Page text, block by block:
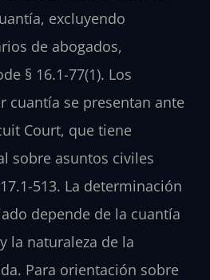
excluyendo
de abogados,
§ 16.1-77(1). Los
cuantía se presentan ante
Court, que tiene
sobre asuntos civiles
513. La determinación
depende de la cuantía
la naturaleza de la
Para orientación sobre